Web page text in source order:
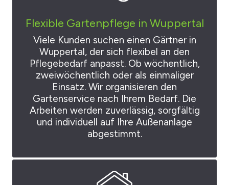
Flexible Gartenpflege in Wuppertal
Viele Kunden suchen einen Gärtner in
Wuppertal, der sich flexibel an den
Pflegebedarf anpasst. Ob wöchentlich,
zweiwöchentlich oder als einmaliger
Einsatz. Wir organisieren den
Gartenservice nach Ihrem Bedarf. Die
Arbeiten werden zuverlässig, sorgfältig
und individuell auf Ihre Außenanlage
abgestimmt.